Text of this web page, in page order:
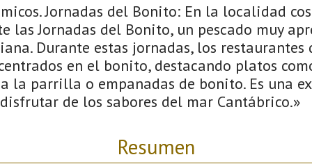
Jornadas del Bonito: En la localidad
las Jornadas del Bonito, un pescado muy
Durante estas jornadas, los restaurantes
en el bonito, destacando platos
la parrilla o empanadas de bonito. Es una
de los sabores del mar Cantábrico.»
Resumen